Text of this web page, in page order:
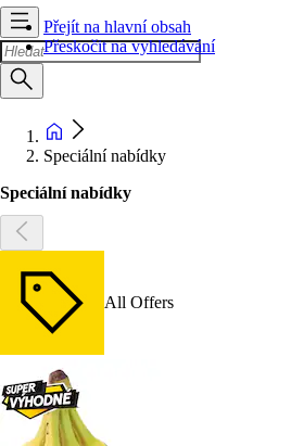
Přejít na hlavní obsah
Přeskočit na vyhledávání
Speciální nabídky
Speciální nabídky
All Offers